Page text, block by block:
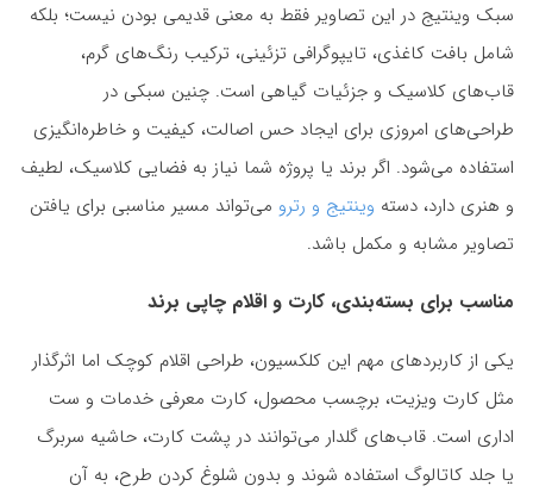
سبک وینتیج در این تصاویر فقط به معنی قدیمی بودن نیست؛ بلکه
شامل بافت کاغذی، تایپوگرافی تزئینی، ترکیب رنگ‌های گرم،
قاب‌های کلاسیک و جزئیات گیاهی است. چنین سبکی در
طراحی‌های امروزی برای ایجاد حس اصالت، کیفیت و خاطره‌انگیزی
استفاده می‌شود. اگر برند یا پروژه شما نیاز به فضایی کلاسیک، لطیف
و هنری دارد، دسته وینتیج و رترو می‌تواند مسیر مناسبی برای یافتن
تصاویر مشابه و مکمل باشد.
مناسب برای بسته‌بندی، کارت و اقلام چاپی برند
یکی از کاربردهای مهم این کلکسیون، طراحی اقلام کوچک اما اثرگذار
مثل کارت ویزیت، برچسب محصول، کارت معرفی خدمات و ست
اداری است. قاب‌های گلدار می‌توانند در پشت کارت، حاشیه سربرگ
یا جلد کاتالوگ استفاده شوند و بدون شلوغ کردن طرح، به آن